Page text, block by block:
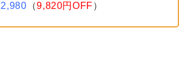
（9,820円OFF）